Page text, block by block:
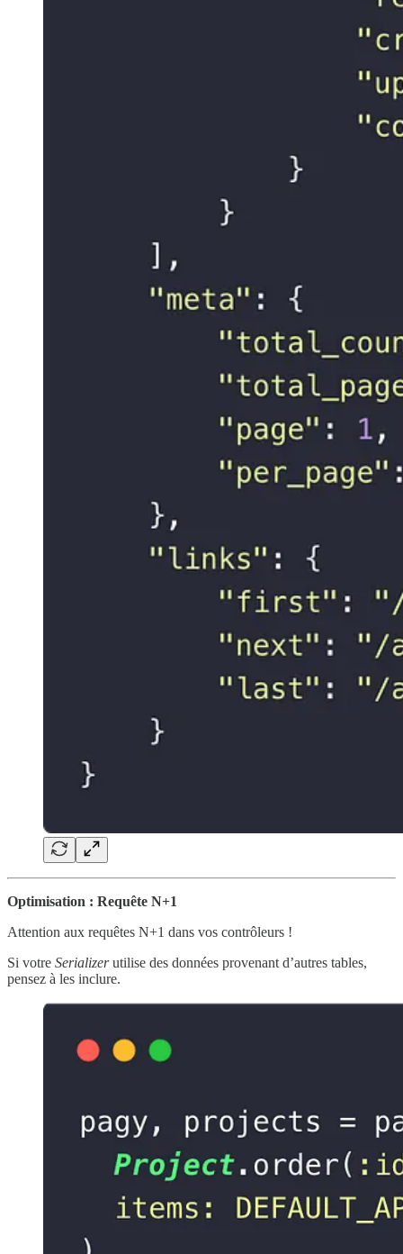
Optimisation : Requête N+1
Attention aux requêtes N+1 dans vos contrôleurs !
Si votre Serializerutilise des données provenant d’autres tables,
pensez à les inclure.